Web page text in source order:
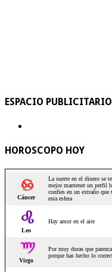
ESPACIO PUBLICITARIO
HOROSCOPO HOY